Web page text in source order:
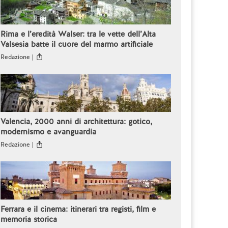
Rima e l’eredità Walser: tra le vette dell’Alta
Valsesia batte il cuore del marmo artificiale
Redazione |
Valencia, 2000 anni di architettura: gotico,
modernismo e avanguardia
Redazione |
Ferrara e il cinema: itinerari tra registi, film e
memoria storica